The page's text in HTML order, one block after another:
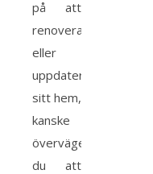
på att
renovera
eller
uppdatera
sitt hem,
kanske
överväger
du att